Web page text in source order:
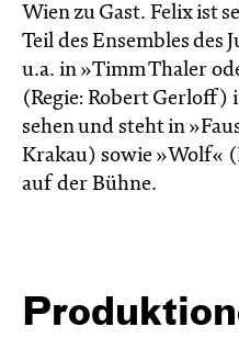
Wien zu Gast. Felix ist
Teil des Ensembles des
u.a. in »Timm Thaler
(Regie: Robert Gerloff)
sehen und steht in
Krakau) sowie »Wolf«
auf der Bühne.